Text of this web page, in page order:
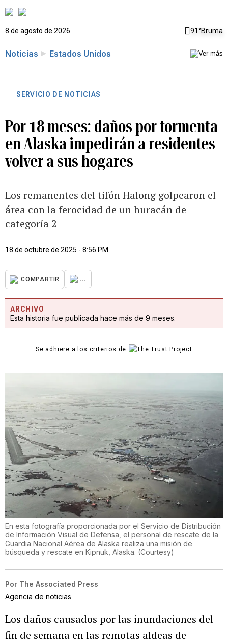
8 de agosto de 2026 91°Bruma
Noticias Estados Unidos
SERVICIO DE NOTICIAS
Por 18 meses: daños por tormenta
en Alaska impedirán a residentes
volver a sus hogares
Los remanentes del tifón Halong golpearon el
área con la ferocidad de un huracán de
categoría 2
18 de octubre de 2025 - 8:56 PM
COMPARTIR ...
ARCHIVO
Esta historia fue publicada hace más de 9 meses.
Se adhiere a los criterios de
En esta fotografía proporcionada por el Servicio de Distribución
de Información Visual de Defensa, el personal de rescate de la
Guardia Nacional Aérea de Alaska realiza una misión de
búsqueda y rescate en Kipnuk, Alaska. (Courtesy)
Por The Associated Press
Agencia de noticias
Los daños causados por las inundaciones del
fin de semana en las remotas aldeas de